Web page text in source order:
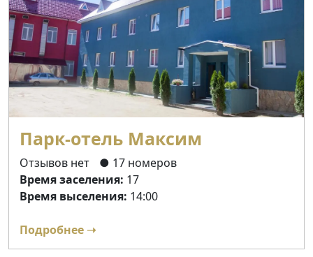
Парк-отель Максим
Отзывов нет
● 17 номеров
Время заселения: 17
Время выселения: 14:00
Подробнее ➝